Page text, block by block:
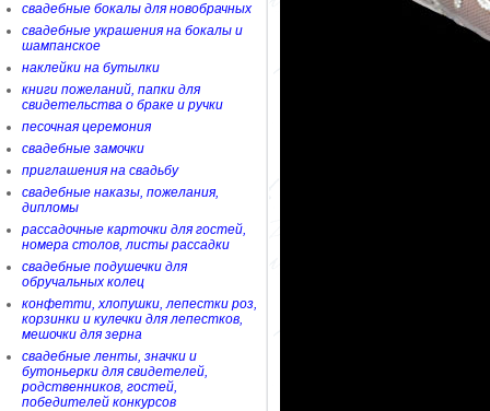
свадебные бокалы для новобрачных
свадебные украшения на бокалы и
шампанское
наклейки на бутылки
книги пожеланий, папки для
свидетельства о браке и ручки
песочная церемония
свадебные замочки
приглашения на свадьбу
свадебные наказы, пожелания,
дипломы
рассадочные карточки для гостей,
номера столов, листы рассадки
свадебные подушечки для
обручальных колец
конфетти, хлопушки, лепестки роз,
корзинки и кулечки для лепестков,
мешочки для зерна
свадебные ленты, значки и
бутоньерки для свидетелей,
родственников, гостей,
победителей конкурсов